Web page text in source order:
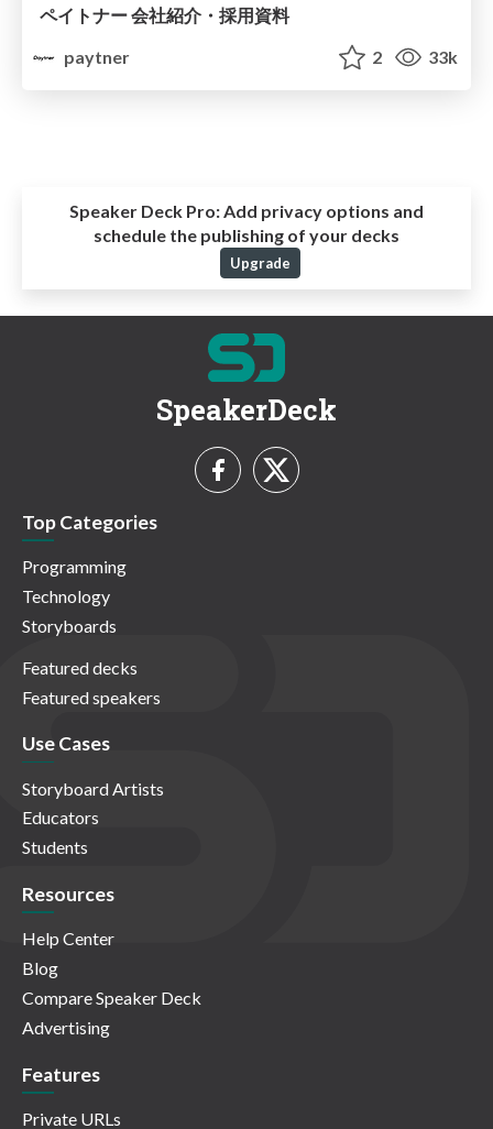
ペイトナー 会社紹介・採用資料
paytner
2 33k
Speaker Deck Pro: Add privacy options and
schedule the publishing of your decks
Upgrade
SpeakerDeck
Top Categories
Programming
Technology
Storyboards
Featured decks
Featured speakers
Use Cases
Storyboard Artists
Educators
Students
Resources
Help Center
Blog
Compare Speaker Deck
Advertising
Features
Private URLs